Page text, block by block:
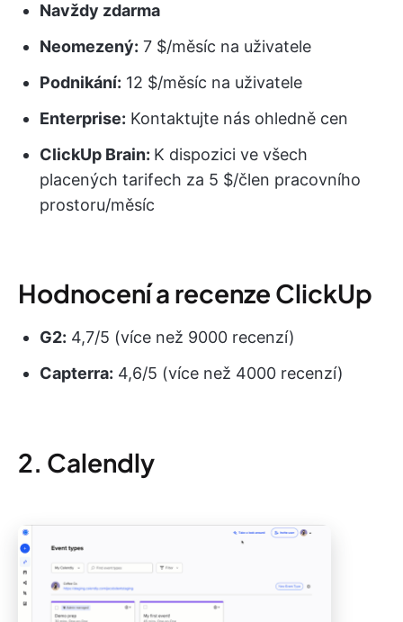
Navždy zdarma
Neomezený: 7 $/měsíc na uživatele
Podnikání: 12 $/měsíc na uživatele
Enterprise: Kontaktujte nás ohledně cen
ClickUp Brain: K dispozici ve všech
placených tarifech za 5 $/člen pracovního
prostoru/měsíc
Hodnocení a recenze ClickUp
G2: 4,7/5 (více než 9000 recenzí)
Capterra: 4,6/5 (více než 4000 recenzí)
2. Calendly